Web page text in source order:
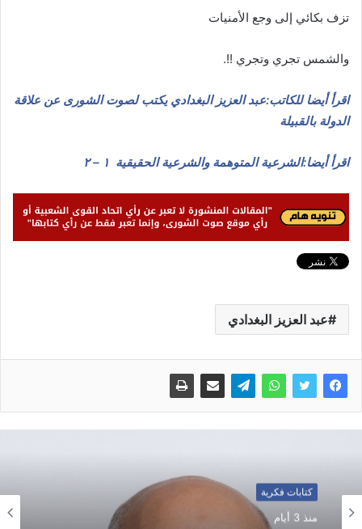
تزف بكائي إلى وجع الأمنيات
والشمس تجري وتجري !!.
اقرأ أيضا للكاتب:عبد العزيز البغدادي يكتب لصوت الشورى عن علاقة
الدولة بالقبيلة
اقرأ أيضا:الشرعية المتوهمة والشرعية الحقيقية ١ – ٢
عبد العزيز البغدادي
كتابات فكرية
منذ 3 أيام